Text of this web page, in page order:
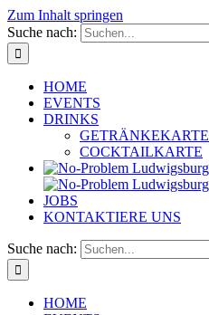
Zum Inhalt springen
Suche nach:
HOME
EVENTS
DRINKS
GETRÄNKEKARTE
COCKTAILKARTE
JOBS
KONTAKTIERE UNS
Suche nach:
HOME